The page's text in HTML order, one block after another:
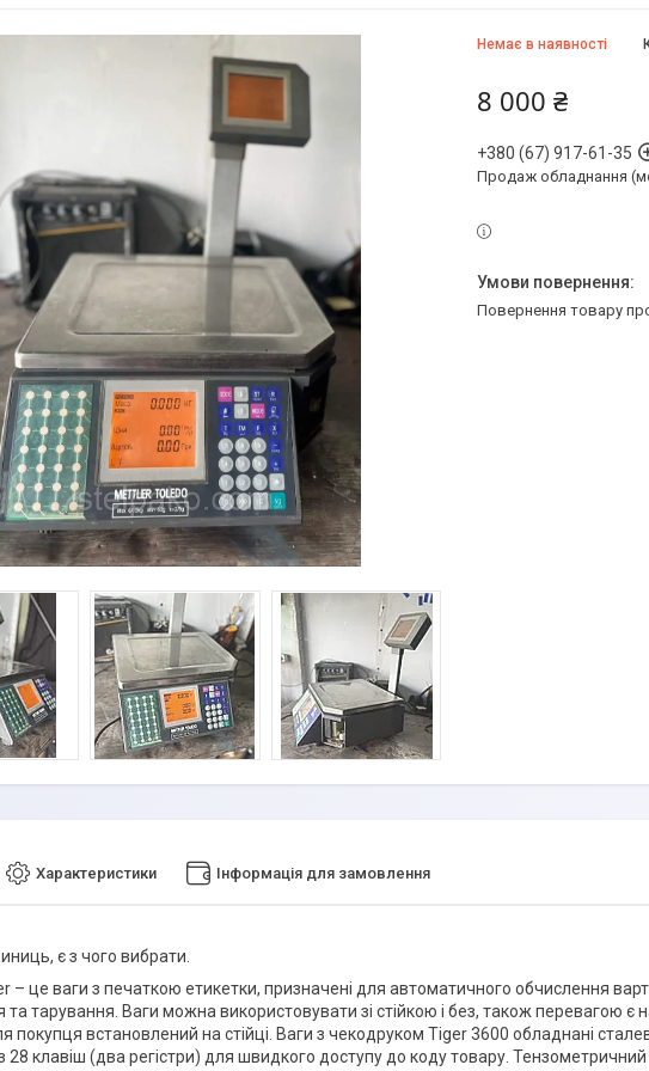
Немає в наявності
8 000 ₴
+380 (67) 917-61-35
Продаж обладнання
повернення товару
Характеристики Інформація для замовлення
є з чого вибрати.
– це ваги з печаткою етикетки, призначені для автоматичного обчислення
тарування. Ваги можна використовувати зі стійкою і без, також перевагою є
покупця встановлений на стійці. Ваги з чекодруком Tiger 3600 обладнані
28 клавіш (два регістри) для швидкого доступу до коду товару.